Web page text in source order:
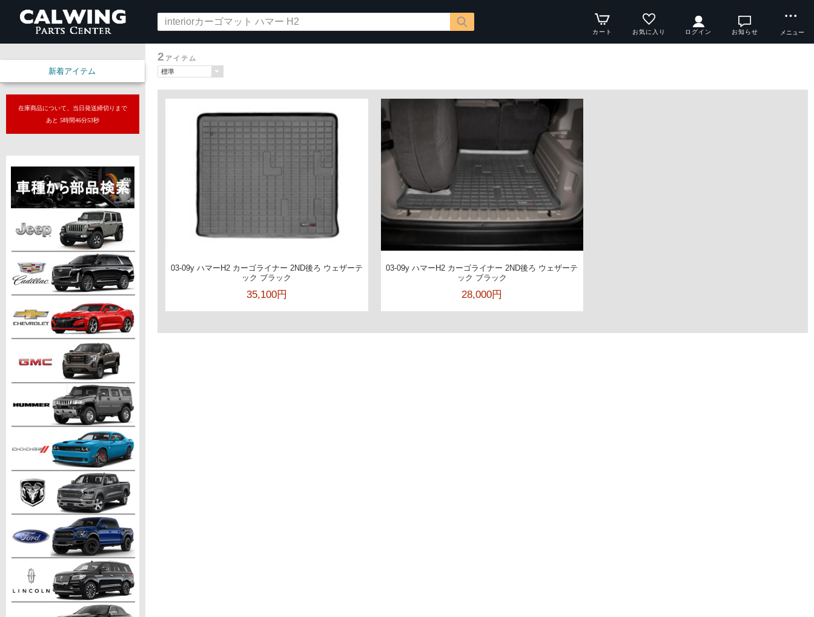
カート お気に入り ログイン お知らせ メニュー
新着アイテム
在庫商品について、当日発送締切りまで
あと 5時間46分52秒
2 アイテム
03-09y ハマーH2 カーゴライナー 2ND後ろ ウェザーテ
ック ブラック
35,100円
03-09y ハマーH2 カーゴライナー 2ND後ろ ウェザーテ
ック ブラック
28,000円